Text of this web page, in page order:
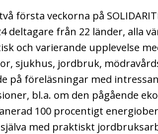
första veckorna på
deltagare från 22 länder, alla
och varierande upplevelse
sjukhus, jordbruk,
på föreläsningar med
bl.a. om den pågående
100 procentigt
med praktiskt